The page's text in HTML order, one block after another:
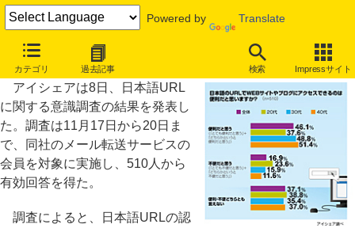
Powered by Translate
カテゴリ 過去記事 検索 Impressサイト
日本語URL「知っていた」が63.1％、アイシェア調査
アイシェアは8日、日本語URL
に関する意識調査の結果を発表し
た。調査は11月17日から20日ま
で、同社のメール転送サービスの
会員を対象に実施し、510人から
有効回答を得た。
調査によると、日本語URLの認